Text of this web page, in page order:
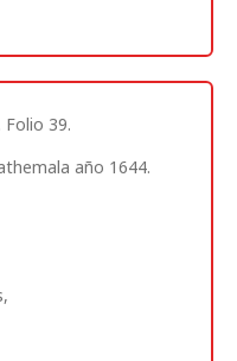
Folio 39.
año 1644.